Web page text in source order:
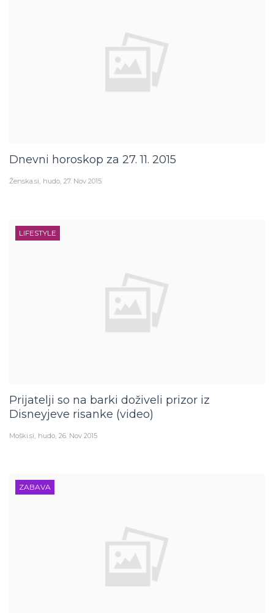
Dnevni horoskop za 27. 11. 2015
Ženska.si hudo 27. Nov 2015
LIFESTYLE
Prijatelji so na barki doživeli prizor iz
Disneyjeve risanke (video)
Moški.si hudo 26. Nov 2015
ZABAVA